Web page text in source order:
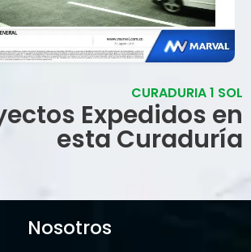
CURADURIA 1 SOL
Expedidos en
esta Curaduría
Nosotros